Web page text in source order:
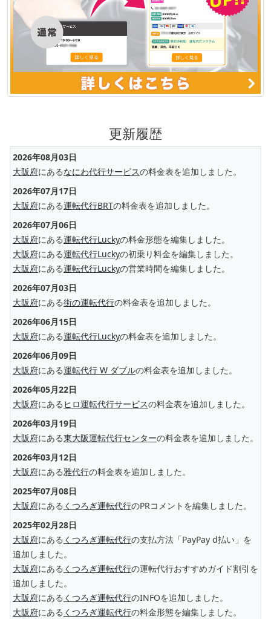
更新履歴
2026年08月03日
大阪府にあるなにわ代行サービスの料金表を追加しました。
2026年07月17日
大阪府にある運転代行BRTの料金表を追加しました。
2026年07月06日
大阪府にある運転代行Luckyの料金形態を編集しました。
大阪府にある運転代行Luckyの初乗り料金を編集しました。
大阪府にある運転代行Luckyの営業時間を編集しました。
2026年07月03日
大阪府にある街の運転代行の料金表を追加しました。
2026年06月15日
大阪府にある運転代行Luckyの料金表を追加しました。
2026年06月09日
大阪府にある運転代行 W ダブルの料金表を追加しました。
2026年05月22日
大阪府にある ヒロ運転代行サービスの料金表を追加しました。
2026年03月19日
大阪府にある東大阪運転代行センターの料金表を追加しました。
2026年03月12日
大阪府にある雅代行の料金表を追加しました。
2025年07月08日
大阪府にある くつろぎ運転代行のPRコメントを編集しました。
2025年02月28日
大阪府にある くつろぎ運転代行の支払方法「PayPay d払い」を
追加しました。
大阪府にある くつろぎ運転代行の運転代行おすすめガイド割引を
追加しました。
大阪府にある くつろぎ運転代行のINFOを追加しました。
大阪府にある くつろぎ運転代行の料金形態を編集しました。